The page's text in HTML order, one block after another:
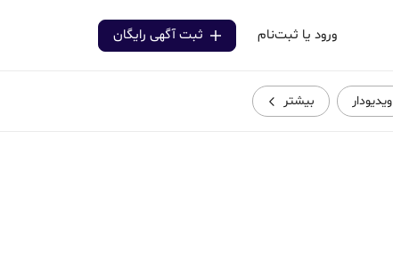
ورود یا ثبت‌نام ثبت آگهی رایگان
ویدیودار بیشتر